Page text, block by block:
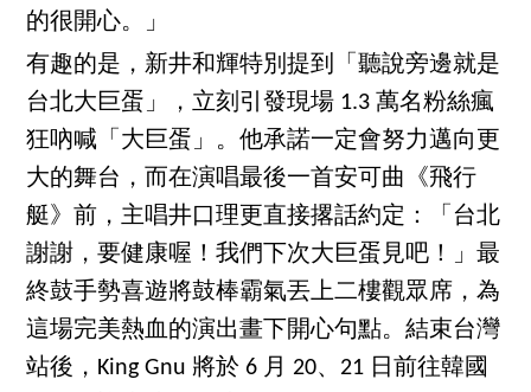
的很開心。」
有趣的是，新井和輝特別提到「聽說旁邊就是
台北大巨蛋」，立刻引發現場 1.3 萬名粉絲瘋
狂吶喊「大巨蛋」。他承諾一定會努力邁向更
大的舞台，而在演唱最後一首安可曲《飛行
艇》前，主唱井口理更直接撂話約定：「台北
謝謝，要健康喔！我們下次大巨蛋見吧！」最
終鼓手勢喜遊將鼓棒霸氣丟上二樓觀眾席，為
這場完美熱血的演出畫下開心句點。結束台灣
站後，King Gnu 將於 6 月 20、21 日前往韓國